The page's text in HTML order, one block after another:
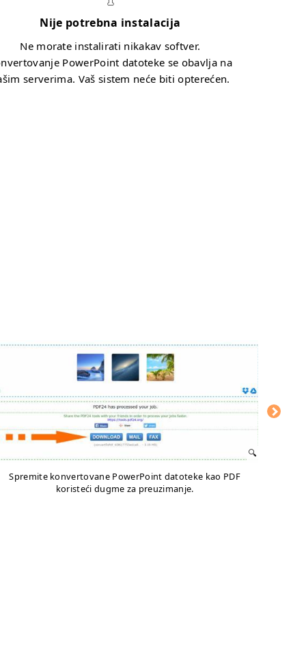
Nije potrebna instalacija
Ne morate instalirati nikakav softver.
PowerPoint datoteke se obavlja na
serverima. Vaš sistem neće biti opterećen.
Spremite konvertovane PowerPoint datoteke kao PDF
koristeći dugme za preuzimanje.